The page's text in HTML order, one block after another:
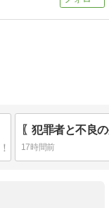
17時間前